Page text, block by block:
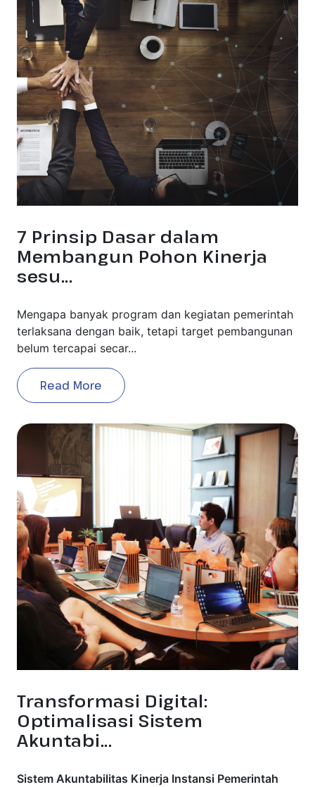
7 Prinsip Dasar dalam
Membangun Pohon Kinerja
sesu...
Mengapa banyak program dan kegiatan pemerintah
terlaksana dengan baik, tetapi target pembangunan
belum tercapai secar...
Read More
Transformasi Digital:
Optimalisasi Sistem
Akuntabi...
Sistem Akuntabilitas Kinerja Instansi Pemerintah